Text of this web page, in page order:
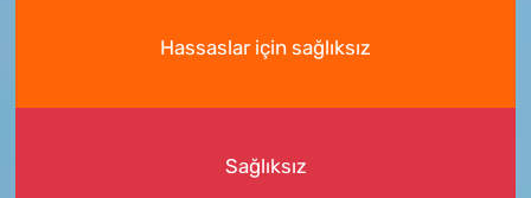
Hassaslar için sağlıksız
Sağlıksız